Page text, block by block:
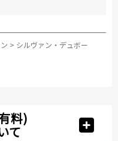
> シルヴァン・デュボー
料)
て